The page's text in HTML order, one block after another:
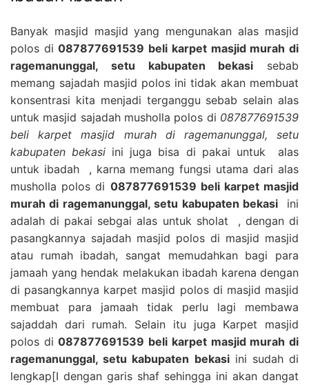
Banyak masjid masjid yang mengunakan alas masjid
polos di087877691539 beli karpet masjid murah di
ragemanunggal, setu kabupaten bekasi sebab
memang sajadah masjid polos ini tidak akan membuat
konsentrasi kita menjadi terganggu sebab selain alas
untuk masjid sajadah musholla polos di 087877691539
beli karpet masjid murah di ragemanunggal, setu
kabupaten bekasi ini juga bisa di pakai untuk alas
untuk ibadah , karna memang fungsi utama dari alas
musholla polos di 087877691539 beli karpet masjid
murah di ragemanunggal, setu kabupaten bekasi ini
adalah di pakai sebgai alas untuk sholat , dengan di
pasangkannya sajadah masjid polos di masjid masjid
atau rumah ibadah, sangat memudahkan bagi para
jamaah yang hendak melakukan ibadah karena dengan
di pasangkannya karpet masjid polos di masjid masjid
membuat para jamaah tidak perlu lagi membawa
sajaddah dari rumah. Selain itu juga Karpet masjid
polos di087877691539 beli karpet masjid murah di
ragemanunggal, setu kabupaten bekasiini sudah di
lengkap[I dengan garis shaf sehingga ini akan dangat